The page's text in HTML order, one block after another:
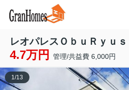
レオパレスＯｂｕＲｙｕｓ
4.7万円 管理/共益費 6,000円
1 /13